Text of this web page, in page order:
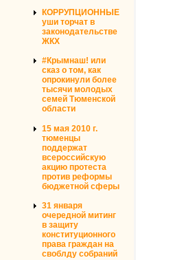
КОРРУПЦИОННЫЕ
уши торчат в
законодательстве
ЖКХ
#Крымнаш! или
сказ о том, как
опрокинули более
тысячи молодых
семей Тюменской
области
15 мая 2010 г.
тюменцы
поддержат
всероссийскую
акцию протеста
против реформы
бюджетной сферы
31 января
очередной митинг
в защиту
конституционного
права граждан на
своблду собраний